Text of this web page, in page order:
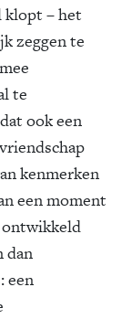
klopt – het
zeggen te
te
ook een
kenmerken
een moment
ontwikkeld
dan
een